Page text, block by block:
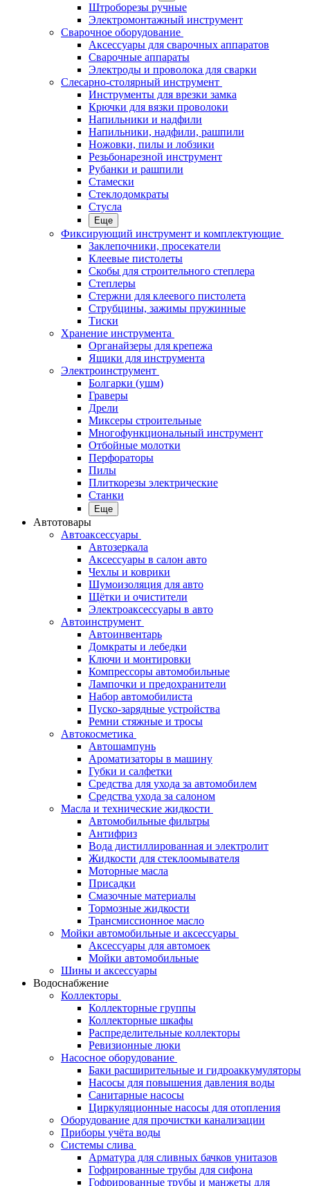
Штроборезы ручные
Электромонтажный инструмент
Сварочное оборудование
Аксессуары для сварочных аппаратов
Сварочные аппараты
Электроды и проволока для сварки
Слесарно-столярный инструмент
Инструменты для врезки замка
Крючки для вязки проволоки
Напильники и надфили
Напильники, надфили, рашпили
Ножовки, пилы и лобзики
Резьбонарезной инструмент
Рубанки и рашпили
Стамески
Стеклодомкраты
Стусла
Еще
Фиксирующий инструмент и комплектующие
Заклепочники, просекатели
Клеевые пистолеты
Скобы для строительного степлера
Степлеры
Стержни для клеевого пистолета
Струбцины, зажимы пружинные
Тиски
Хранение инструмента
Органайзеры для крепежа
Ящики для инструмента
Электроинструмент
Болгарки (ушм)
Граверы
Дрели
Миксеры строительные
Многофункциональный инструмент
Отбойные молотки
Перфораторы
Пилы
Плиткорезы электрические
Станки
Еще
Автотовары
Автоаксессуары
Автозеркала
Аксессуары в салон авто
Чехлы и коврики
Шумоизоляция для авто
Щётки и очистители
Электроаксессуары в авто
Автоинструмент
Автоинвентарь
Домкраты и лебедки
Ключи и монтировки
Компрессоры автомобильные
Лампочки и предохранители
Набор автомобилиста
Пуско-зарядные устройства
Ремни стяжные и тросы
Автокосметика
Автошампунь
Ароматизаторы в машину
Губки и салфетки
Средства для ухода за автомобилем
Средства ухода за салоном
Масла и технические жидкости
Автомобильные фильтры
Антифриз
Вода дистиллированная и электролит
Жидкости для стеклоомывателя
Моторные масла
Присадки
Смазочные материалы
Тормозные жидкости
Трансмиссионное масло
Мойки автомобильные и аксессуары
Аксессуары для автомоек
Мойки автомобильные
Шины и аксессуары
Водоснабжение
Коллекторы
Коллекторные группы
Коллекторные шкафы
Распределительные коллекторы
Ревизионные люки
Насосное оборудование
Баки расширительные и гидроаккумуляторы
Насосы для повышения давления воды
Санитарные насосы
Циркуляционные насосы для отопления
Оборудование для прочистки канализации
Приборы учёта воды
Системы слива
Арматура для сливных бачков унитазов
Гофрированные трубы для сифона
Гофрированные трубы и манжеты для